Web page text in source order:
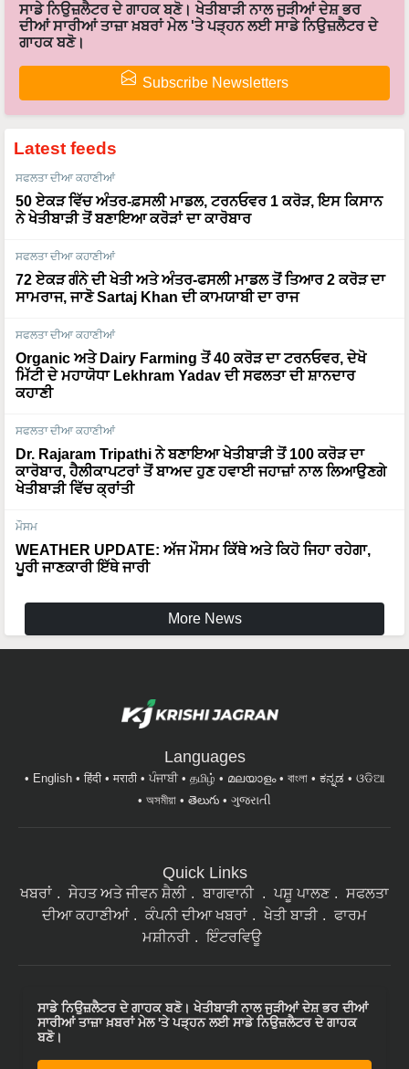
ਸਾਡੇ ਨਿਉਜ਼ਲੈਟਰ ਦੇ ਗਾਹਕ ਬਣੋ। ਖੇਤੀਬਾੜੀ ਨਾਲ ਜੁੜੀਆਂ ਦੇਸ਼ ਭਰ
ਦੀਆਂ ਸਾਰੀਆਂ ਤਾਜ਼ਾ ਖ਼ਬਰਾਂ ਮੇਲ 'ਤੇ ਪੜ੍ਹਨ ਲਈ ਸਾਡੇ ਨਿਉਜ਼ਲੈਟਰ ਦੇ
ਗਾਹਕ ਬਣੋ।
Subscribe Newsletters
Latest feeds
ਸਫਲਤਾ ਦੀਆ ਕਹਾਣੀਆਂ
50 ਏਕੜ ਵਿੱਚ ਅੰਤਰ-ਫ਼ਸਲੀ ਮਾਡਲ, ਟਰਨਓਵਰ 1 ਕਰੋੜ, ਇਸ ਕਿਸਾਨ
ਨੇ ਖੇਤੀਬਾੜੀ ਤੋਂ ਬਣਾਇਆ ਕਰੋੜਾਂ ਦਾ ਕਾਰੋਬਾਰ
ਸਫਲਤਾ ਦੀਆ ਕਹਾਣੀਆਂ
72 ਏਕੜ ਗੰਨੇ ਦੀ ਖੇਤੀ ਅਤੇ ਅੰਤਰ-ਫਸਲੀ ਮਾਡਲ ਤੋਂ ਤਿਆਰ 2 ਕਰੋੜ ਦਾ
ਸਾਮਰਾਜ, ਜਾਣੋ Sartaj Khan ਦੀ ਕਾਮਯਾਬੀ ਦਾ ਰਾਜ
ਸਫਲਤਾ ਦੀਆ ਕਹਾਣੀਆਂ
Organic ਅਤੇ Dairy Farming ਤੋਂ 40 ਕਰੋੜ ਦਾ ਟਰਨਓਵਰ, ਦੇਖੋ
ਮਿੱਟੀ ਦੇ ਮਹਾਯੋਧਾ Lekhram Yadav ਦੀ ਸਫਲਤਾ ਦੀ ਸ਼ਾਨਦਾਰ
ਕਹਾਣੀ
ਸਫਲਤਾ ਦੀਆ ਕਹਾਣੀਆਂ
Dr. Rajaram Tripathi ਨੇ ਬਣਾਇਆ ਖੇਤੀਬਾੜੀ ਤੋਂ 100 ਕਰੋੜ ਦਾ
ਕਾਰੋਬਾਰ, ਹੈਲੀਕਾਪਟਰਾਂ ਤੋਂ ਬਾਅਦ ਹੁਣ ਹਵਾਈ ਜਹਾਜ਼ਾਂ ਨਾਲ ਲਿਆਉਣਗੇ
ਖੇਤੀਬਾੜੀ ਵਿੱਚ ਕ੍ਰਾਂਤੀ
ਮੌਸਮ
WEATHER UPDATE: ਅੱਜ ਮੌਸਮ ਕਿੱਥੇ ਅਤੇ ਕਿਹੋ ਜਿਹਾ ਰਹੇਗਾ,
ਪੂਰੀ ਜਾਣਕਾਰੀ ਇੱਥੇ ਜਾਰੀ
More News
Languages
English हिंदी मराठी ਪੰਜਾਬੀ தமிழ் മലയാളം বাংলা ಕನ್ನಡ
ଓଡିଆ
অসমীয়া
తెలుగు ગુજરાતી
Quick Links
ਖਬਰਾਂ ਸੇਹਤ ਅਤੇ ਜੀਵਨ ਸ਼ੈਲੀ ਬਾਗਵਾਨੀ ਪਸ਼ੂ ਪਾਲਣ
ਸਫਲਤਾ
ਦੀਆ ਕਹਾਣੀਆਂ
ਕੰਪਨੀ ਦੀਆ ਖਬਰਾਂ ਖੇਤੀ ਬਾੜੀ
ਫਾਰਮ
ਮਸ਼ੀਨਰੀ
ਇੰਟਰਵਿਊ
ਸਾਡੇ ਨਿਉਜ਼ਲੈਟਰ ਦੇ ਗਾਹਕ ਬਣੋ। ਖੇਤੀਬਾੜੀ ਨਾਲ ਜੁੜੀਆਂ ਦੇਸ਼ ਭਰ ਦੀਆਂ
ਸਾਰੀਆਂ ਤਾਜ਼ਾ ਖ਼ਬਰਾਂ ਮੇਲ 'ਤੇ ਪੜ੍ਹਨ ਲਈ ਸਾਡੇ ਨਿਉਜ਼ਲੈਟਰ ਦੇ ਗਾਹਕ
ਬਣੋ।